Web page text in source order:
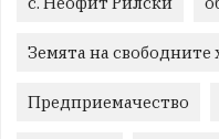
Земята на свободните
Предприемачество